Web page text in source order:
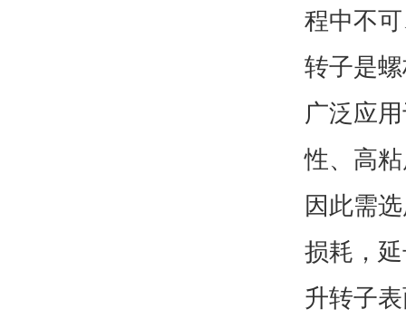
程中不
转子是
广泛应
性、高
因此需
损耗，
升转子